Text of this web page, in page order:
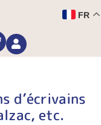
FR
d’écrivains
etc.